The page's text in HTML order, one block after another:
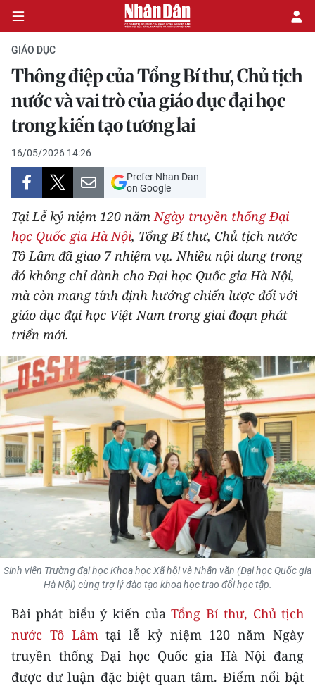
CHÍNH TRỊ
KINH TẾ
VĂN HÓA
XÃ HỘI
PHÁP LUẬT
DU LỊCH
THẾ GIỚI
THỂ THAO
GIÁO DỤC
Y TẾ
KHOA HỌC - CÔNG NGHỆ
MÔI TRƯỜNG
BẠN ĐỌC
KIỂM CHỨNG THÔNG TIN
TRI THỨC CHUYÊN SÂU
54 DÂN TỘC VIỆT NAM
CHƯƠNG TRÌNH OCOP - MỖI XÃ
MỘT SẢN PHẨM
GIÁO DỤC
Thông điệp của Tổng Bí thư, Chủ tịch
nước và vai trò của giáo dục đại học
trong kiến tạo tương lai
16/05/2026 14:26
Prefer Nhan Dan
on Google
Tại Lễ kỷ niệm 120 nămNgày truyền thống Đại
học Quốc gia Hà Nội, Tổng Bí thư, Chủ tịch nước
Tô Lâm đã giao 7 nhiệm vụ. Nhiều nội dung trong
đó không chỉ dành cho Đại học Quốc gia Hà Nội,
mà còn mang tính định hướng chiến lược đối với
giáo dục đại học Việt Nam trong giai đoạn phát
triển mới.
Sinh viên Trường đại học Khoa học Xã hội và Nhân văn (Đại học Quốc gia
Hà Nội) cùng trợ lý đào tạo khoa học trao đổi học tập.
Bài phát biểu ý kiến củaTổng Bí thư, Chủ tịch
nước Tô Lâm tại lễ kỷ niệm 120 năm Ngày
truyền thống Đại học Quốc gia Hà Nội đang
được dư luận đặc biệt quan tâm. Điểm nổi bật